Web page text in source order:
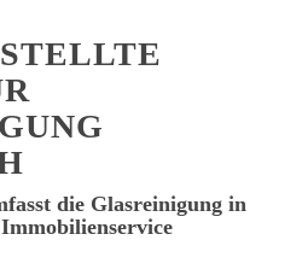
die Glasreinigung in